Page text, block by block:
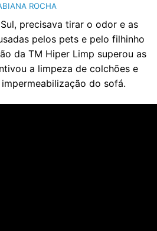
ROCHA
precisava tirar o odor e as
pelos pets e pelo filhinho
da TM Hiper Limp superou as
a limpeza de colchões e
do sofá.